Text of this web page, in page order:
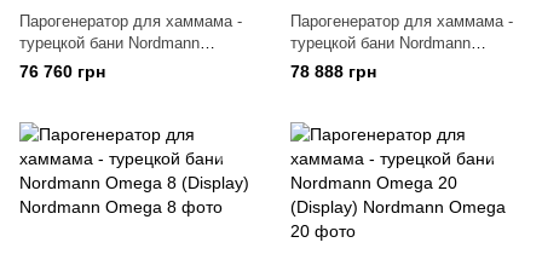
Парогенератор для хаммама -
турецкой бани Nordmann
Omega 16
76 760 грн
Парогенератор для хаммама -
турецкой бани Nordmann
Omega 20
78 888 грн